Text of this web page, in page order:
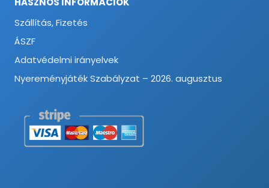
Szállítás, Fizetés
ÁSZF
Adatvédelmi irányelvek
Nyereményjáték Szabályzat – 2026. augusztus